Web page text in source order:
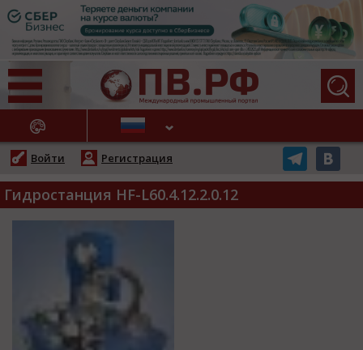
НОВОСТИ
Войти Регистрация
Гидростанция HF-L60.4.12.2.0.12